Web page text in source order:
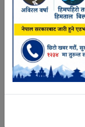
विपद सम्पर्क नं. सम्बन्धमा
२८ दिन अगाडी
राहदानी सम्बन्धी सूचना
राष्ट्रिय परिचय पत्र